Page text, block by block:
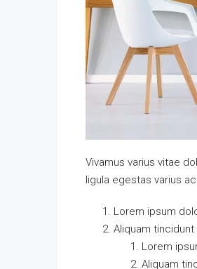
Vivamus varius vitae
ligula egestas varius
Lorem ipsum
Aliquam
Lorem
Aliquam